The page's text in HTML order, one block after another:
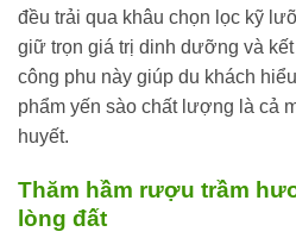
đều trải qua khâu chọn lọc kỹ
giữ trọn giá trị dinh dưỡng và
công phu này giúp du khách
phẩm yến sào chất lượng là cả
huyết.
Thăm hầm rượu trầm
lòng đất